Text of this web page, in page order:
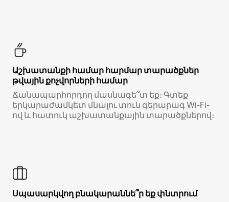
Աշխատանքի համար հարմար տարածքներ
թվային քոչվորների համար
Ճանապարհորդող մասնագե՞տ եք։ Գտեք
երկարաժամկետ մնալու տուն գերարագ Wi-Fi-
ով և հատուկ աշխատանքային տարածքներով։
Սպասարկվող բնակարաննե՞ր եք փնտրում